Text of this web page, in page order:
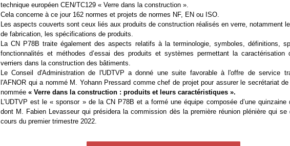
technique européen CEN/TC129 « Verre dans la construction ».
Cela concerne à ce jour 162 normes et projets de normes NF, EN ou ISO.
Les aspects couverts sont ceux liés aux produits de construction réalisés en verre, notamment
de fabrication, les spécifications de produits.
La CN P78B traite également des aspects relatifs à la terminologie, symboles, définitions,
fonctionnalités et méthodes d’essai des produits et systèmes permettant la caractérisation
verriers dans la construction des bâtiments.
Le Conseil d'Administration de l'UDTVP a donné une suite favorable à l'offre de service
l'AFNOR qui a nommé M. Yohann Pressard comme chef de projet pour assurer le secrétariat
nommée « Verre dans la construction : produits et leurs caractéristiques ».
L’UDTVP est le « sponsor » de la CN P78B et a formé une équipe composée d’une quinzaine
dont M. Fabien Levasseur qui présidera la commission dès la première réunion plénière qui se
cours du premier trimestre 2022.